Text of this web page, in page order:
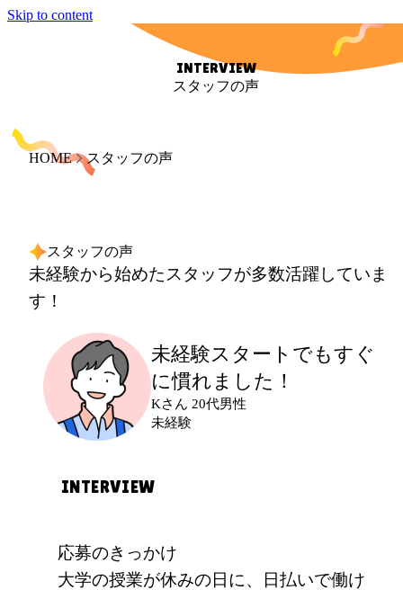
Skip to content
INTERVIEW
スタッフの声
HOME スタッフの声
スタッフの声
未経験から始めたスタッフが多数活躍していま
す！
未経験スタートでもすぐ
に慣れました！
Kさん 20代男性
未経験
INTERVIEW
応募のきっかけ
大学の授業が休みの日に、日払いで働け